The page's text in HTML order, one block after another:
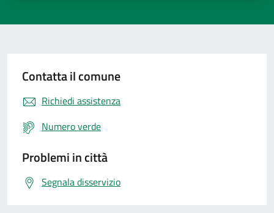
Contatta il comune
Richiedi assistenza
Numero verde
Problemi in città
Segnala disservizio